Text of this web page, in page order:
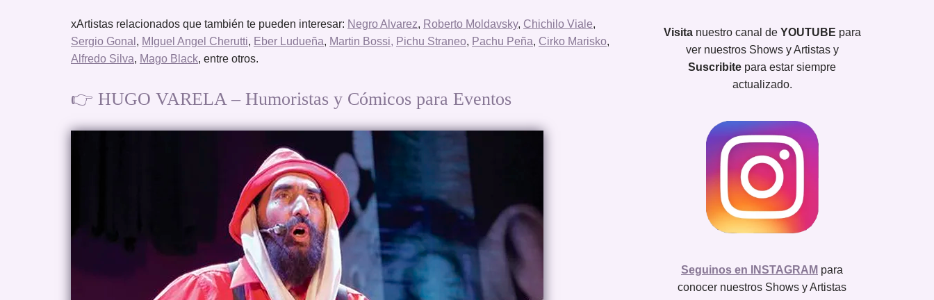
xArtistas relacionados que también te pueden interesar: Negro Alvarez, Roberto Moldavsky, Chichilo Viale,
Sergio Gonal , MIguel Angel Cherutti, Eber Ludueña, Martin Bossi, Pichu Straneo, Pachu Peña, Cirko Marisko,
Alfredo Silva, Mago Black, entre otros.
👉 HUGO VARELA – Humoristas y Cómicos para Eventos
Visita nuestro canal de YOUTUBE para
ver nuestros Shows y Artistas y
Suscribite para estar siempre
actualizado.
Seguinos en INSTAGRAM para
conocer nuestros Shows y Artistas